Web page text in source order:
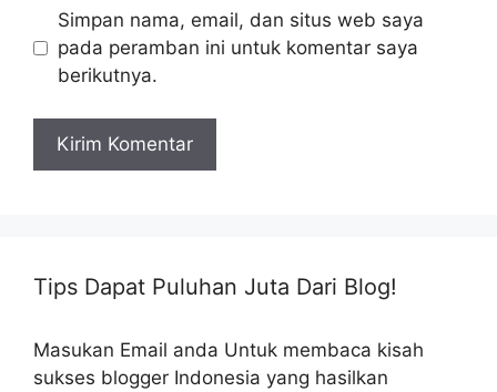
Simpan nama, email, dan situs web saya
pada peramban ini untuk komentar saya
berikutnya.
Tips Dapat Puluhan Juta Dari Blog!
Masukan Email anda Untuk membaca kisah
sukses blogger Indonesia yang hasilkan